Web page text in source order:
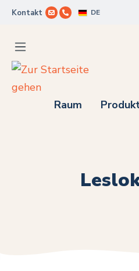
Zum Hauptinhalt springen
Kontakt DE
Raum